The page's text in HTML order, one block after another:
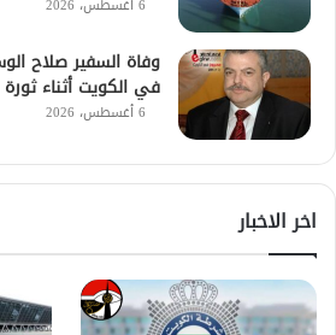
6 أغسطس، 2026
وفاة السفير صلاح
في الكويت أثناء ثورة
6 أغسطس، 2026
اخر الاخبار